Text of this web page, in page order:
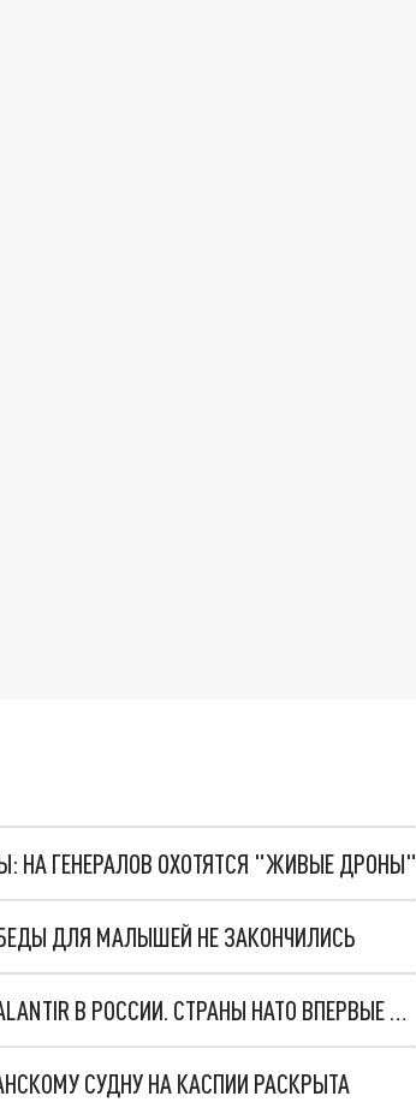
НА ГЕНЕРАЛОВ ОХОТЯТСЯ "ЖИВЫЕ ДРОНЫ"
ДЛЯ МАЛЫШЕЙ НЕ ЗАКОНЧИЛИСЬ
"ОЧЕНЬ ПЛОХИЕ НОВОСТИ": БОЛЬШАЯ ОШИБКА PALANTIR В РОССИИ. СТРАНЫ НАТО ВПЕРВЫЕ ЗА СВО ОСТАНОВИЛИ ПОСТАВКИ ОРУЖИЯ. ВСУ ТЕРЯЮТ ПРИГРАНИЧЬЕ?
СУДНУ НА КАСПИИ РАСКРЫТА